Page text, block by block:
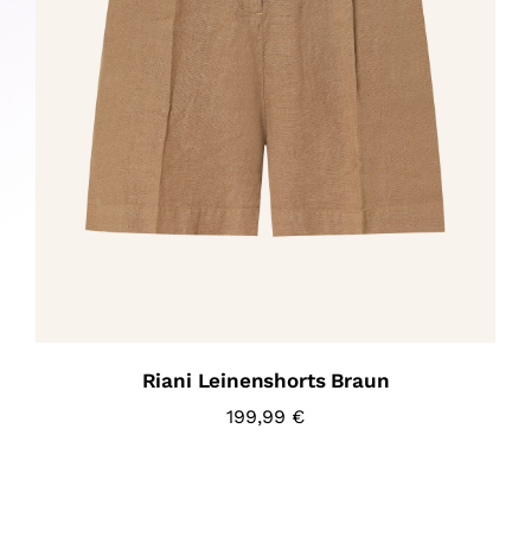
Riani Leinenshorts Braun
199,99 €